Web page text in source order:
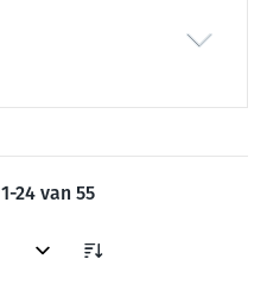
1-24van 55